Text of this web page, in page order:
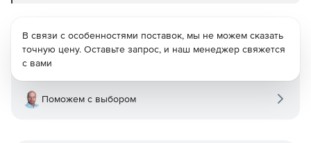
В связи с особенностями поставок, мы не можем сказать
точную цену. Оставьте запрос, и наш менеджер свяжется
с вами
Поможем с выбором